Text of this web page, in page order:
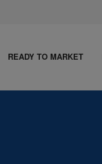
READY TO MARKET